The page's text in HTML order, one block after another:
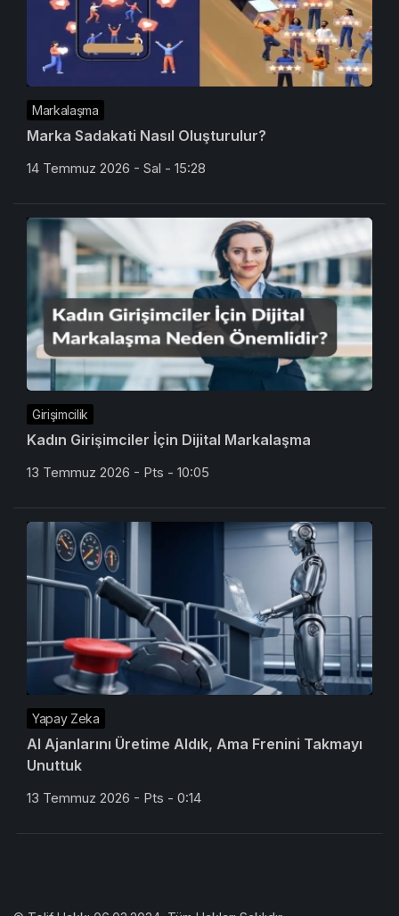
Markalaşma
Marka Sadakati Nasıl Oluşturulur?
14 Temmuz 2026 - Sal - 15:28
Girişimcilik
Kadın Girişimciler İçin Dijital Markalaşma
13 Temmuz 2026 - Pts - 10:05
Yapay Zeka
AI Ajanlarını Üretime Aldık, Ama Frenini Takmayı
Unuttuk
13 Temmuz 2026 - Pts - 0:14